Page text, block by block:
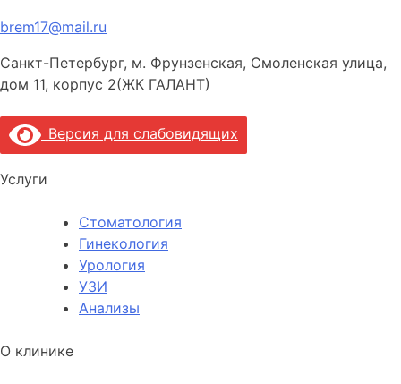
brem17@mail.ru
Санкт-Петербург, м. Фрунзенская, Смоленская улица,
дом 11, корпус 2(ЖК ГАЛАНТ)
Версия для слабовидящих
Услуги
Стоматология
Гинекология
Урология
УЗИ
Анализы
О клинике